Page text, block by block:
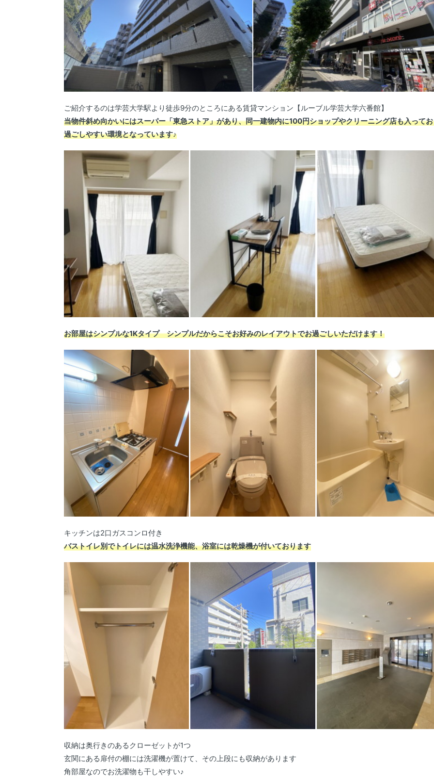
ご紹介するのは学芸大学駅より徒歩9分のところにある賃貸マンション【ルーブル学芸大学六番館】
当物件斜め向かいにはスーパー「東急ストア」があり、同一建物内に100円ショップやクリーニング店も入って
過ごしやすい環境となっています♪
お部屋はシンプルな1Kタイプ シンプルだからこそお好みのレイアウトでお過ごしいただけます！
キッチンは2口ガスコンロ付き
バストイレ別でトイレには温水洗浄機能、浴室には乾燥機が付いております
収納は奥行きのあるクローゼットが1つ
玄関にある扉付の棚には洗濯機が置けて、その上段にも収納があります
角部屋なのでお洗濯物も干しやすい♪